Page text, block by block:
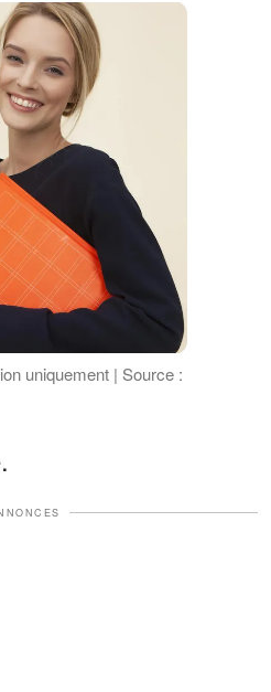
uniquement | Source :